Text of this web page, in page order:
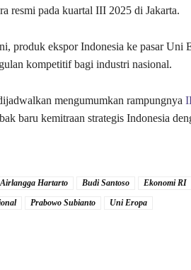
resmi pada kuartal III 2025 di Jakarta.
produk ekspor Indonesia ke pasar Uni
kompetitif bagi industri nasional.
mengumumkan rampungnya
baru kemitraan strategis Indonesia
Airlangga Hartarto Budi Santoso Ekonomi RI
Prabowo Subianto Uni Eropa